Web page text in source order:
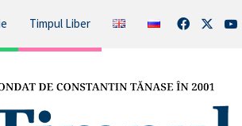
Timpul Liber Facebook